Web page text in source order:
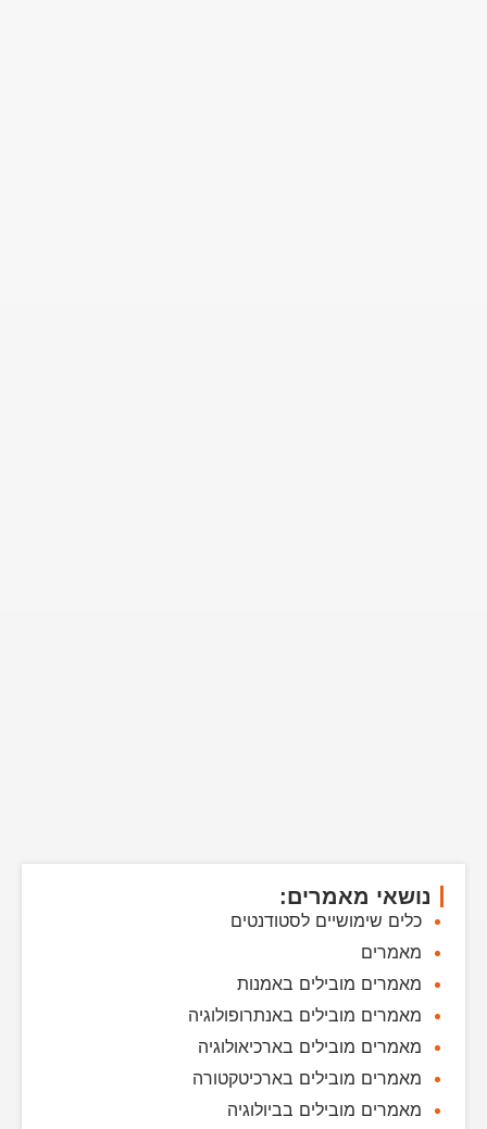
נושאי מאמרים:
כלים שימושיים לסטודנטים
מאמרים
מאמרים מובילים באמנות
מאמרים מובילים באנתרופולוגיה
מאמרים מובילים בארכיאולוגיה
מאמרים מובילים בארכיטקטורה
מאמרים מובילים בביולוגיה